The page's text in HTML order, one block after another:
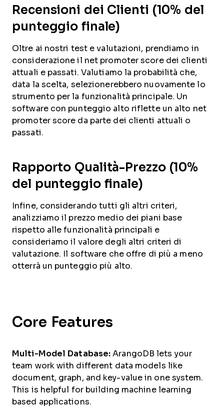
Recensioni dei Clienti (10% del
punteggio finale)
Oltre ai nostri test e valutazioni, prendiamo in
considerazione il net promoter score dei clienti
attuali e passati. Valutiamo la probabilità che,
data la scelta, selezionerebbero nuovamente lo
strumento per la funzionalità principale. Un
software con punteggio alto riflette un alto net
promoter score da parte dei clienti attuali o
passati.
Rapporto Qualità-Prezzo (10%
del punteggio finale)
Infine, considerando tutti gli altri criteri,
analizziamo il prezzo medio dei piani base
rispetto alle funzionalità principali e
consideriamo il valore degli altri criteri di
valutazione. Il software che offre di più a meno
otterrà un punteggio più alto.
Core Features
Multi-Model Database: ArangoDB lets your
team work with different data models like
document, graph, and key-value in one system.
This is helpful for building machine learning
based applications.